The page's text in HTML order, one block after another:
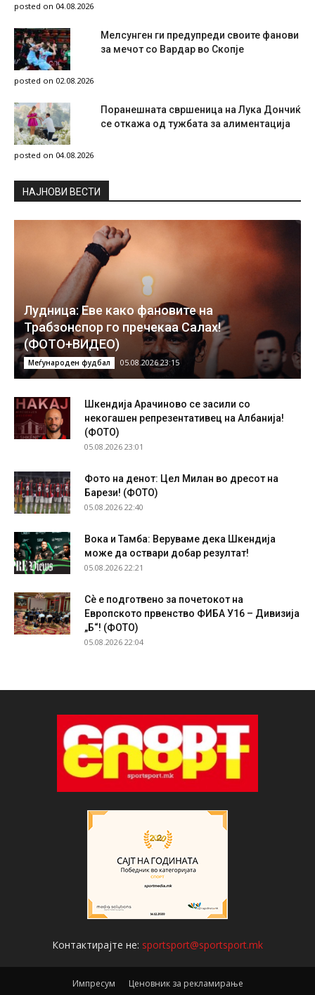
posted on 04.08.2026
Мелсунген ги предупреди своите фанови
за мечот со Вардар во Скопје
posted on 02.08.2026
Поранешната свршеница на Лука Дончиќ
се откажа од тужбата за алиментација
posted on 04.08.2026
НAЈНОВИ ВЕСТИ
Лудница: Еве како фановите на
Трабзонспор го пречекаа Салах!
(ФОТО+ВИДЕО)
Меѓународен фудбал 05.08.2026 23:15
Шкендија Арачиново се засили со
некогашен репрезентативец на Албанија!
(ФОТО)
05.08.2026 23:01
Фото на денот: Цел Милан во дресот на
Барези! (ФОТО)
05.08.2026 22:40
Вока и Тамба: Веруваме дека Шкендија
може да оствари добар резултат!
05.08.2026 22:21
Сѐ е подготвено за почетокот на
Европското првенство ФИБА У16 – Дивизија
„Б“! (ФОТО)
05.08.2026 22:04
Контактирајте не: sportsport@sportsport.mk
Импресум Ценовник за рекламирање